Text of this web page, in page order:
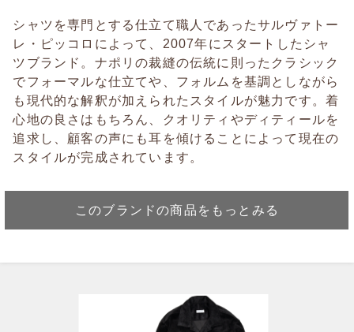
シャツを専門とする仕立て職人であったサルヴァトー
レ・ピッコロによって、2007年にスタートしたシャ
ツブランド。ナポリの裁縫の伝統に則ったクラシック
でフォーマルな仕立てや、フォルムを基調としながら
も現代的な解釈が加えられたスタイルが魅力です。着
心地の良さはもちろん、クオリティやディティールを
追求し、顧客の声にも耳を傾けることによって現在の
スタイルが完成されています。
このブランドの商品をもっとみる